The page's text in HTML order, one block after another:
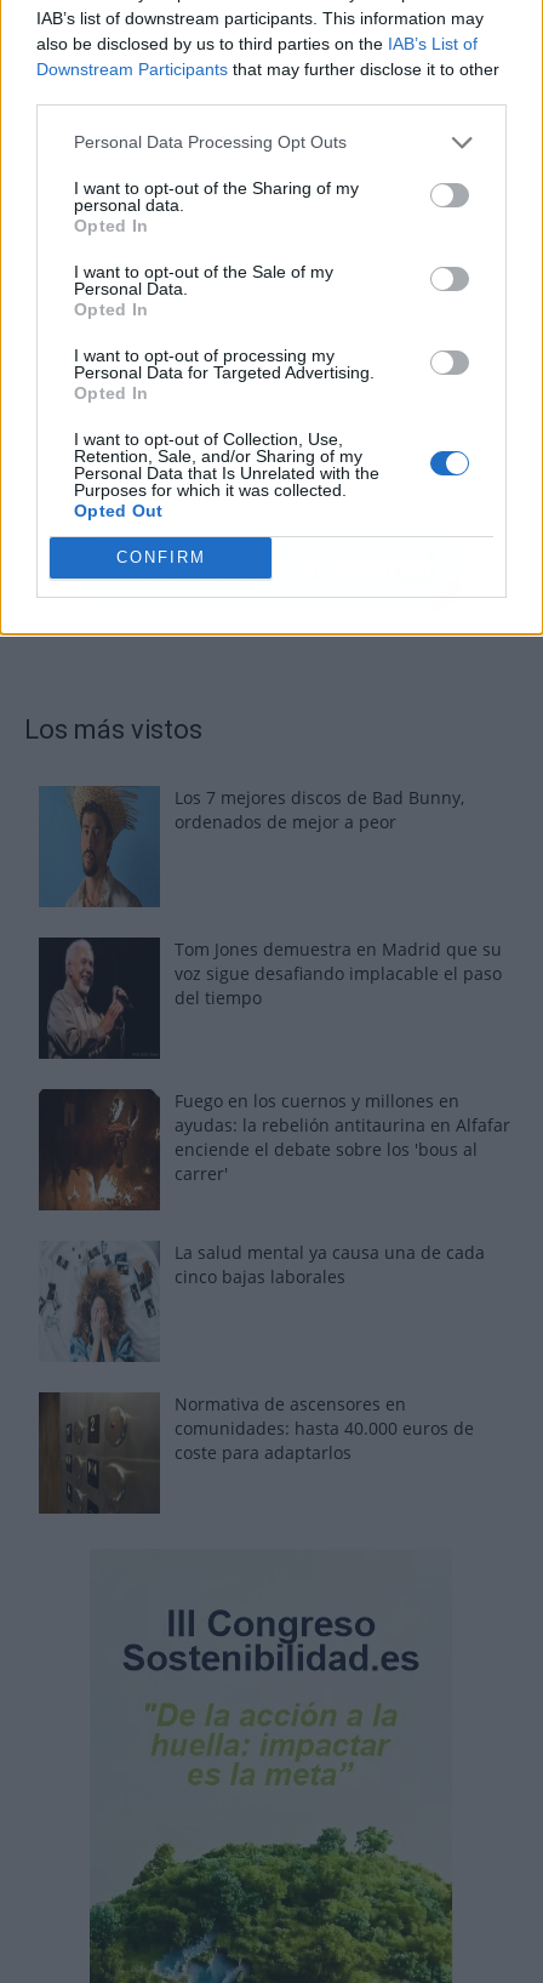
IAB’s list of downstream participants. This information may
also be disclosed by us to third parties on the IAB’s List of
Downstream Participants that may further disclose it to other
Personal Data Processing Opt Outs
I want to opt-out of the Sharing of my
personal data.
Opted In
I want to opt-out of the Sale of my
Personal Data.
Opted In
I want to opt-out of processing my
Personal Data for Targeted Advertising.
Opted In
I want to opt-out of Collection, Use,
Retention, Sale, and/or Sharing of my
Personal Data that Is Unrelated with the
Purposes for which it was collected.
Opted Out
CONFIRM
Publicidad
Los más vistos
Los 7 mejores discos de Bad Bunny,
ordenados de mejor a peor
Tom Jones demuestra en Madrid que su
voz sigue desafiando implacable el paso
del tiempo
Fuego en los cuernos y millones en
ayudas: la rebelión antitaurina en Alfafar
enciende el debate sobre los 'bous al
carrer'
La salud mental ya causa una de cada
cinco bajas laborales
Normativa de ascensores en
comunidades: hasta 40.000 euros de
coste para adaptarlos